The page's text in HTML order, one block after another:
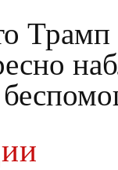
Трамп